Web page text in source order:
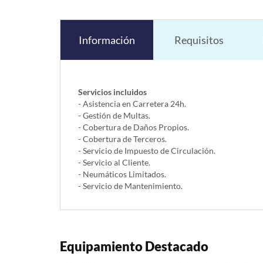
Información Requisitos
Servicios incluidos
- Asistencia en Carretera 24h.
- Gestión de Multas.
- Cobertura de Daños Propios.
- Cobertura de Terceros.
- Servicio de Impuesto de Circulación.
- Servicio al Cliente.
- Neumáticos Limitados.
- Servicio de Mantenimiento.
Equipamiento Destacado